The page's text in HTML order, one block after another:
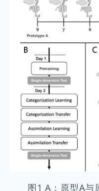
图1 A：原型A与